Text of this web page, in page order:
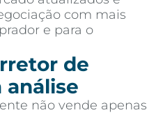
com mais
e para o
de
análise
não vende apenas